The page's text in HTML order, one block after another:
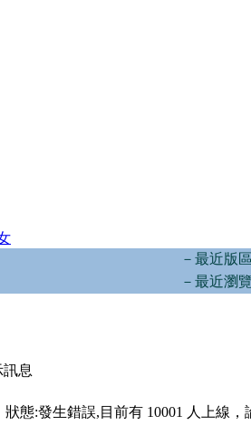
－最近版
－最近瀏
息
狀態:發生錯誤,目前有 10001 人上線